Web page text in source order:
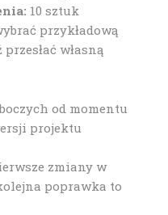
10 sztuk
przykładową
własną
od momentu
projektu
zmiany w
poprawka to